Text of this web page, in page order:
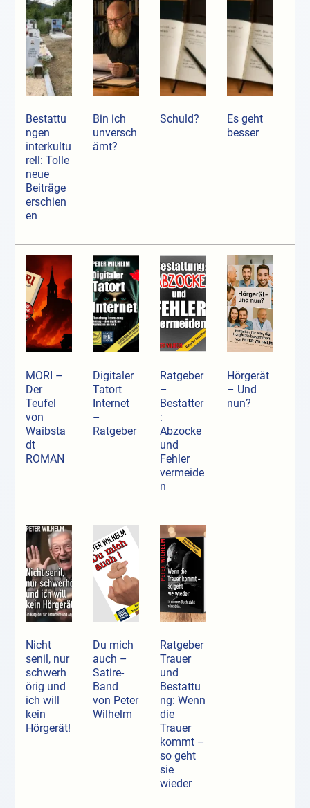
Bestattu
ngen
interkultu
rell: Tolle
neue
Beiträge
erschien
en
Bin ich
unversch
ämt?
Schuld?
Es geht
besser
MORI –
Der
Teufel
von
Waibsta
dt
ROMAN
Digitaler
Tatort
Internet
–
Ratgeber
Ratgeber
–
Bestatter
:
Abzocke
und
Fehler
vermeide
n
Hörgerät
– Und
nun?
Nicht
senil, nur
schwerh
örig und
ich will
kein
Hörgerät!
Du mich
auch –
Satire-
Band
von Peter
Wilhelm
Ratgeber
Trauer
und
Bestattu
ng: Wenn
die
Trauer
kommt –
so geht
sie
wieder